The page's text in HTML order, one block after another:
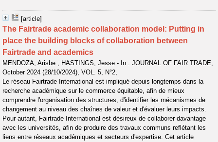
[article]
The Fairtrade academic collaboration model: Putting in
place the building blocks of collaboration between
Fairtrade and academics
MENDOZA, Arisbe ; HASTINGS, Jesse - In : JOURNAL OF FAIR TRADE,
October 2024 (28/10/2024), VOL. 5, N°2,
Le réseau Fairtrade International est impliqué depuis longtemps dans la
recherche académique sur le commerce équitable, afin de mieux
comprendre l'organisation des structures, d'identifier les mécanismes de
changement au niveau des chaînes de valeur et d'évaluer leurs impacts.
Pour autant, Fairtrade International est désireux de collaborer davantage
avec les universités, afin de produire des travaux communs reflétant les
liens entre réseaux académiques et secteurs d'expertise. Cet article